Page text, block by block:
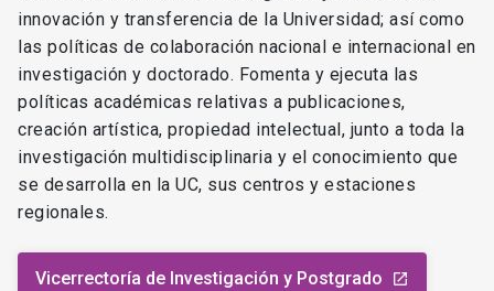
innovación y transferencia de la Universidad; así como
las políticas de colaboración nacional e internacional en
investigación y doctorado. Fomenta y ejecuta las
políticas académicas relativas a publicaciones,
creación artística, propiedad intelectual, junto a toda la
investigación multidisciplinaria y el conocimiento que
se desarrolla en la UC, sus centros y estaciones
regionales.
Vicerrectoría de Investigación y Postgrado launch